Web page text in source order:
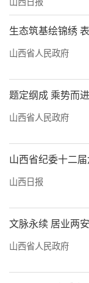
生态筑基绘锦绣
山西省人民政府
题定纲成 乘势而进
山西省人民政府
山西省纪委十二
山西日报
文脉永续 居业两安
山西省人民政府